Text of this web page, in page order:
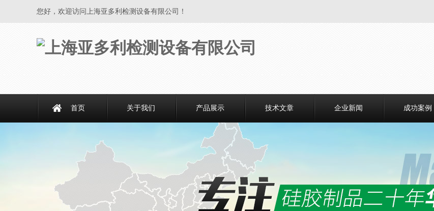
您好，欢迎访问上海亚多利检测设备有限公司！
首页 关于我们 产品展示 技术文章 企业新闻 成功案例